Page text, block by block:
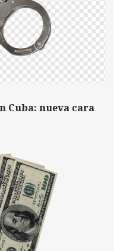
Cuba: nueva cara